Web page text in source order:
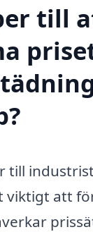
till
till
viktigt att